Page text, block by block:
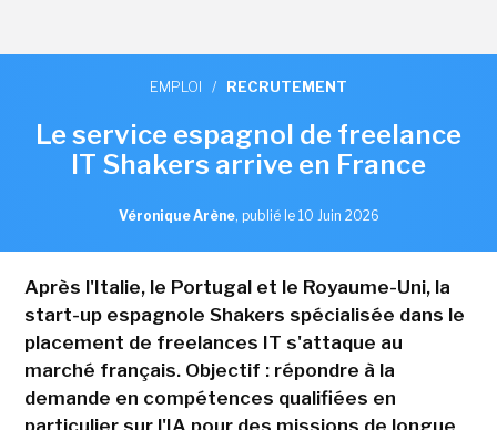
EMPLOI / RECRUTEMENT
Le service espagnol de freelance
IT Shakers arrive en France
Véronique Arène, publié le 10 Juin 2026
Après l'Italie, le Portugal et le Royaume-Uni, la
start-up espagnole Shakers spécialisée dans le
placement de freelances IT s'attaque au
marché français. Objectif : répondre à la
demande en compétences qualifiées en
particulier sur l'IA pour des missions de longue